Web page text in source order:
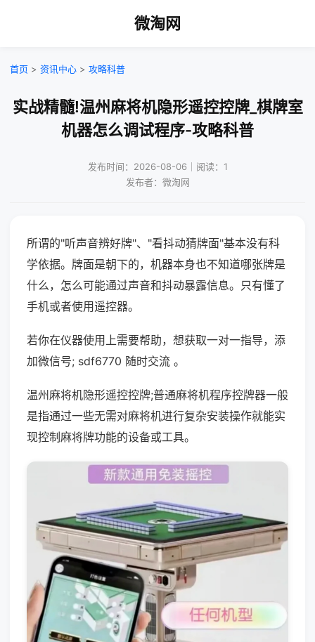
微淘网
首页 > 资讯中心 > 攻略科普
实战精髓!温州麻将机隐形遥控控牌_棋牌室
机器怎么调试程序-攻略科普
发布时间：2026-08-06｜阅读：1
发布者：微淘网
所谓的"听声音辨好牌"、"看抖动猜牌面"基本没有科
学依据。牌面是朝下的，机器本身也不知道哪张牌是
什么，怎么可能通过声音和抖动暴露信息。只有懂了
手机或者使用遥控器。
若你在仪器使用上需要帮助，想获取一对一指导，添
加微信号; sdf6770 随时交流 。
温州麻将机隐形遥控控牌;普通麻将机程序控牌器一般
是指通过一些无需对麻将机进行复杂安装操作就能实
现控制麻将牌功能的设备或工具。